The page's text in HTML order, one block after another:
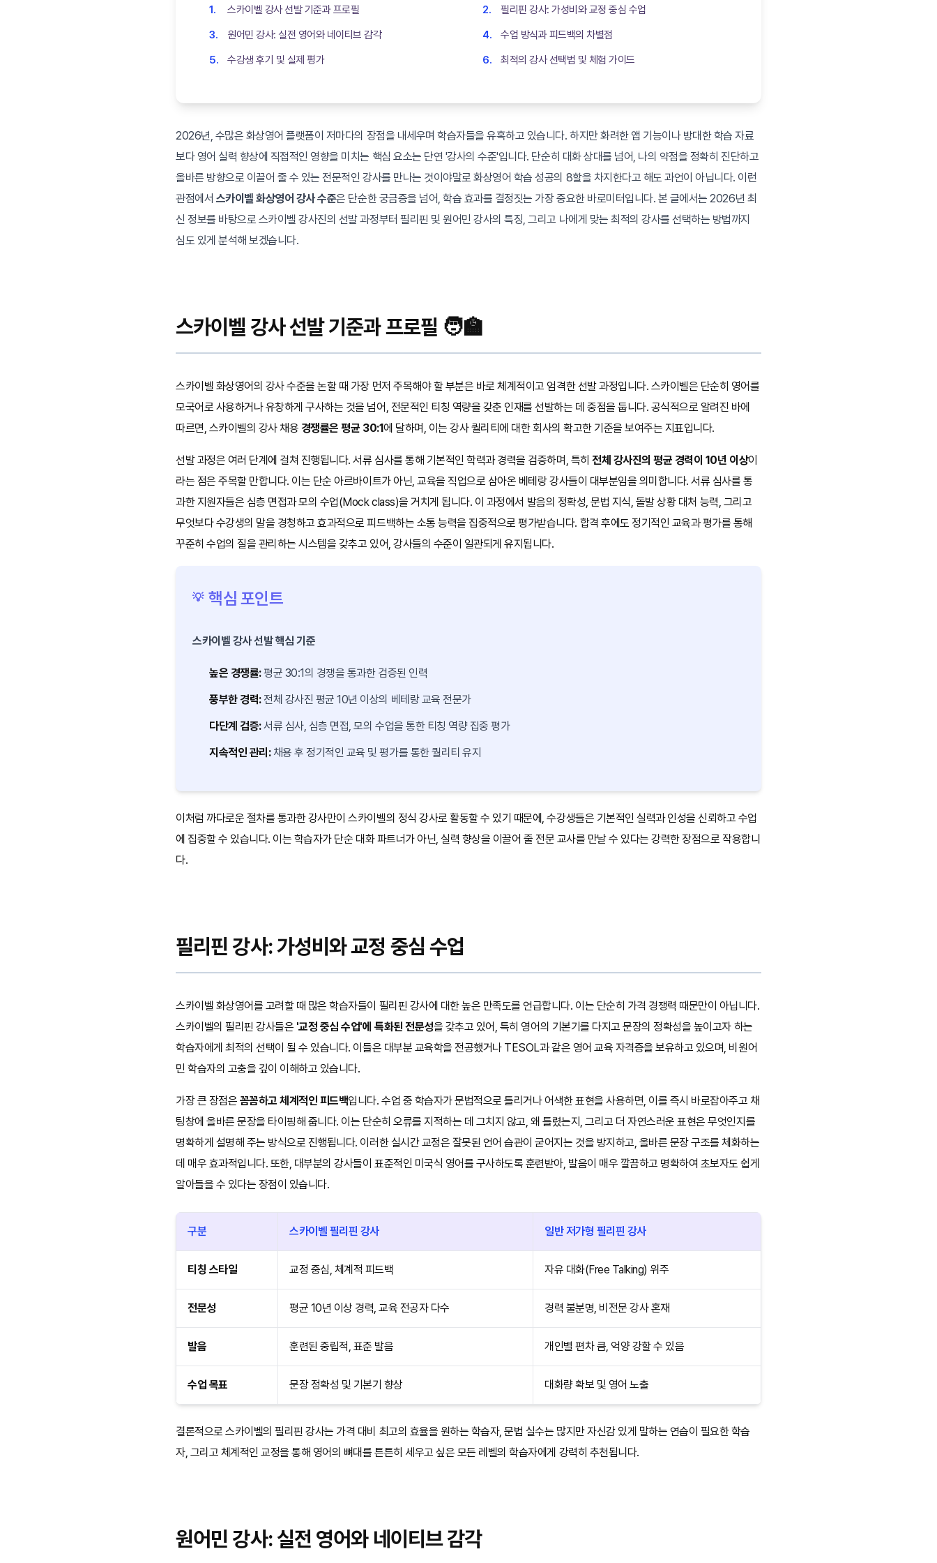
스카이벨 강사 선발 기준과 프로필 ‍
필리핀 강사: 가성비와 교정 중심 수업
원어민 강사: 실전 영어와 네이티브 감각
수업 방식과 피드백의 차별점
수강생 후기 및 실제 평가
최적의 강사 선택법 및 체험 가이드
2026년, 수많은 화상영어 플랫폼이 저마다의 장점을 내세우며 학습자들을 유혹하고 있습니다. 하지만 화려한 앱 기능이나 방대한 학습 자료
보다 영어 실력 향상에 직접적인 영향을 미치는 핵심 요소는 단연 '강사의 수준'입니다. 단순히 대화 상대를 넘어, 나의 약점을 정확히 진단하고
올바른 방향으로 이끌어 줄 수 있는 전문적인 강사를 만나는 것이야말로 화상영어 학습 성공의 8할을 차지한다고 해도 과언이 아닙니다. 이런
관점에서 스카이벨 화상영어 강사 수준은 단순한 궁금증을 넘어, 학습 효과를 결정짓는 가장 중요한 바로미터입니다. 본 글에서는 2026년 최
신 정보를 바탕으로 스카이벨 강사진의 선발 과정부터 필리핀 및 원어민 강사의 특징, 그리고 나에게 맞는 최적의 강사를 선택하는 방법까지
심도 있게 분석해 보겠습니다.
스카이벨 강사 선발 기준과 프로필 🧑‍🏫
스카이벨 화상영어의 강사 수준을 논할 때 가장 먼저 주목해야 할 부분은 바로 체계적이고 엄격한 선발 과정입니다. 스카이벨은 단순히 영어를
모국어로 사용하거나 유창하게 구사하는 것을 넘어, 전문적인 티칭 역량을 갖춘 인재를 선발하는 데 중점을 둡니다. 공식적으로 알려진 바에
따르면, 스카이벨의 강사 채용 경쟁률은 평균 30:1에 달하며, 이는 강사 퀄리티에 대한 회사의 확고한 기준을 보여주는 지표입니다.
선발 과정은 여러 단계에 걸쳐 진행됩니다. 서류 심사를 통해 기본적인 학력과 경력을 검증하며, 특히전체 강사진의 평균 경력이 10년 이상이
라는 점은 주목할 만합니다. 이는 단순 아르바이트가 아닌, 교육을 직업으로 삼아온 베테랑 강사들이 대부분임을 의미합니다. 서류 심사를 통
과한 지원자들은 심층 면접과 모의 수업(Mock class)을 거치게 됩니다. 이 과정에서 발음의 정확성, 문법 지식, 돌발 상황 대처 능력, 그리고
무엇보다 수강생의 말을 경청하고 효과적으로 피드백하는 소통 능력을 집중적으로 평가받습니다. 합격 후에도 정기적인 교육과 평가를 통해
꾸준히 수업의 질을 관리하는 시스템을 갖추고 있어, 강사들의 수준이 일관되게 유지됩니다.
💡 핵심 포인트
스카이벨 강사 선발 핵심 기준
높은 경쟁률:평균 30:1의 경쟁을 통과한 검증된 인력
풍부한 경력:전체 강사진 평균 10년 이상의 베테랑 교육 전문가
다단계 검증:서류 심사, 심층 면접, 모의 수업을 통한 티칭 역량 집중 평가
지속적인 관리:채용 후 정기적인 교육 및 평가를 통한 퀄리티 유지
이처럼 까다로운 절차를 통과한 강사만이 스카이벨의 정식 강사로 활동할 수 있기 때문에, 수강생들은 기본적인 실력과 인성을 신뢰하고 수업
에 집중할 수 있습니다. 이는 학습자가 단순 대화 파트너가 아닌, 실력 향상을 이끌어 줄 전문 교사를 만날 수 있다는 강력한 장점으로 작용합니
다.
필리핀 강사: 가성비와 교정 중심 수업
스카이벨 화상영어를 고려할 때 많은 학습자들이 필리핀 강사에 대한 높은 만족도를 언급합니다. 이는 단순히 가격 경쟁력 때문만이 아닙니다.
스카이벨의 필리핀 강사들은 '교정 중심 수업'에 특화된 전문성을 갖추고 있어, 특히 영어의 기본기를 다지고 문장의 정확성을 높이고자 하는
학습자에게 최적의 선택이 될 수 있습니다. 이들은 대부분 교육학을 전공했거나 TESOL과 같은 영어 교육 자격증을 보유하고 있으며, 비원어
민 학습자의 고충을 깊이 이해하고 있습니다.
가장 큰 장점은 꼼꼼하고 체계적인 피드백입니다. 수업 중 학습자가 문법적으로 틀리거나 어색한 표현을 사용하면, 이를 즉시 바로잡아주고 채
팅창에 올바른 문장을 타이핑해 줍니다. 이는 단순히 오류를 지적하는 데 그치지 않고, 왜 틀렸는지, 그리고 더 자연스러운 표현은 무엇인지를
명확하게 설명해 주는 방식으로 진행됩니다. 이러한 실시간 교정은 잘못된 언어 습관이 굳어지는 것을 방지하고, 올바른 문장 구조를 체화하는
데 매우 효과적입니다. 또한, 대부분의 강사들이 표준적인 미국식 영어를 구사하도록 훈련받아, 발음이 매우 깔끔하고 명확하여 초보자도 쉽게
알아들을 수 있다는 장점이 있습니다.
구분 스카이벨 필리핀 강사 일반 저가형 필리핀 강사
티칭 스타일 교정 중심, 체계적 피드백 자유 대화(Free Talking) 위주
전문성 평균 10년 이상 경력, 교육 전공자 다수 경력 불분명, 비전문 강사 혼재
발음 훈련된 중립적, 표준 발음 개인별 편차 큼, 억양 강할 수 있음
수업 목표 문장 정확성 및 기본기 향상 대화량 확보 및 영어 노출
결론적으로 스카이벨의 필리핀 강사는 가격 대비 최고의 효율을 원하는 학습자, 문법 실수는 많지만 자신감 있게 말하는 연습이 필요한 학습
자, 그리고 체계적인 교정을 통해 영어의 뼈대를 튼튼히 세우고 싶은 모든 레벨의 학습자에게 강력히 추천됩니다.
원어민 강사: 실전 영어와 네이티브 감각